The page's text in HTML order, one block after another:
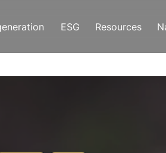
ESG Resources